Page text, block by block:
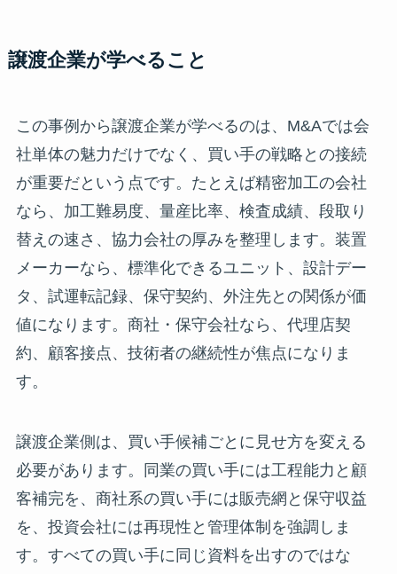
譲渡企業が学べること
この事例から譲渡企業が学べるのは、M&Aでは会
社単体の魅力だけでなく、買い手の戦略との接続
が重要だという点です。たとえば精密加工の会社
なら、加工難易度、量産比率、検査成績、段取り
替えの速さ、協力会社の厚みを整理します。装置
メーカーなら、標準化できるユニット、設計デー
タ、試運転記録、保守契約、外注先との関係が価
値になります。商社・保守会社なら、代理店契
約、顧客接点、技術者の継続性が焦点になりま
す。
譲渡企業側は、買い手候補ごとに見せ方を変える
必要があります。同業の買い手には工程能力と顧
客補完を、商社系の買い手には販売網と保守収益
を、投資会社には再現性と管理体制を強調しま
す。すべての買い手に同じ資料を出すのではな